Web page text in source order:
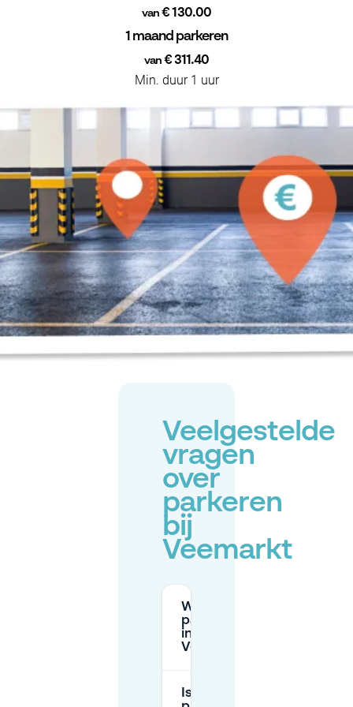
van € 130.00
1 maand parkeren
van€ 311.40
Min. duur 1 uur
Veelgestelde
vragen
over
parkeren
bij
Veemarkt
Wat zijn de
parkeertarieven
in de buurt van
Veemarkt?
Is er gratis